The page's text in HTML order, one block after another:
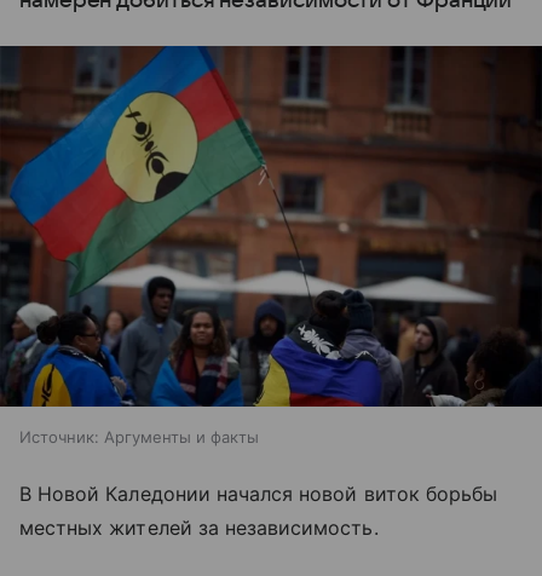
Источник: Аргументы и факты
В Новой Каледонии начался новой виток борьбы
местных жителей за независимость.